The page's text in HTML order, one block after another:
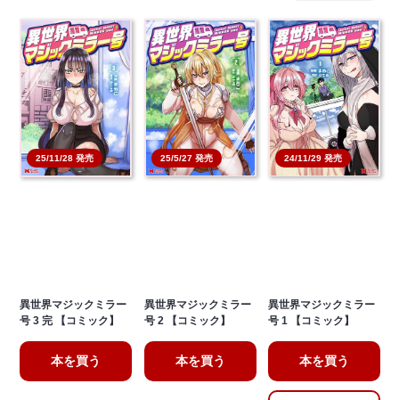
25/11/28 発売
異世界マジックミラー
号 3 完 【コミック】
本を買う
25/5/27 発売
異世界マジックミラー
号 2 【コミック】
本を買う
24/11/29 発売
異世界マジックミラー
号 1 【コミック】
本を買う